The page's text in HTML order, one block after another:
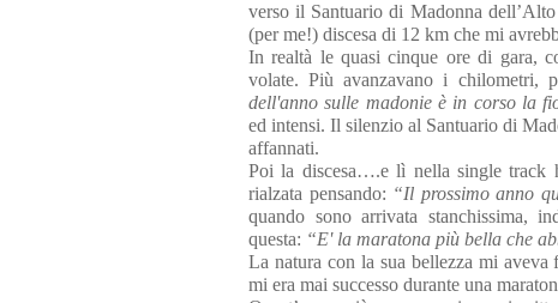
verso il Santuario di Madonna
(per me!) discesa di 12 km che mi
In realtà le quasi cinque ore di gara,
volate. Più avanzavano i chilometri,
dell'anno sulle madonie è in corso la
ed intensi. Il silenzio al Santuario di
affannati.
Poi la discesa….e lì nella single track
rialzata pensando: “Il prossimo anno
quando sono arrivata stanchissima,
questa: “E' la maratona più bella che
La natura con la sua bellezza mi
mi era mai successo durante una